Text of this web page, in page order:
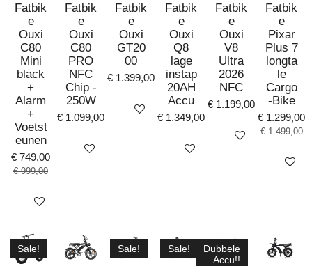
Fatbik
e
Ouxi
C80
Mini
black
+
Alarm
+
Voetst
eunen
€ 749,00
€ 999,00
Bekijk details
Fatbik
e
Ouxi
C80
PRO
NFC
Chip -
250W
€ 1.099,00
Bekijk details
Fatbik
e
Ouxi
GT20
00
€ 1.399,00
Bekijk details
Fatbik
e
Ouxi
Q8
lage
instap
20AH
Accu
€ 1.349,00
Bekijk details
Fatbik
e
Ouxi
V8
Ultra
2026
NFC
€ 1.199,00
Bekijk details
Fatbik
e
Pixar
Plus 7
longta
le
Cargo
-Bike
€ 1.299,00
€ 1.499,00
Bekijk
Sale! Sale! Sale!
Dubbele
Accu!!